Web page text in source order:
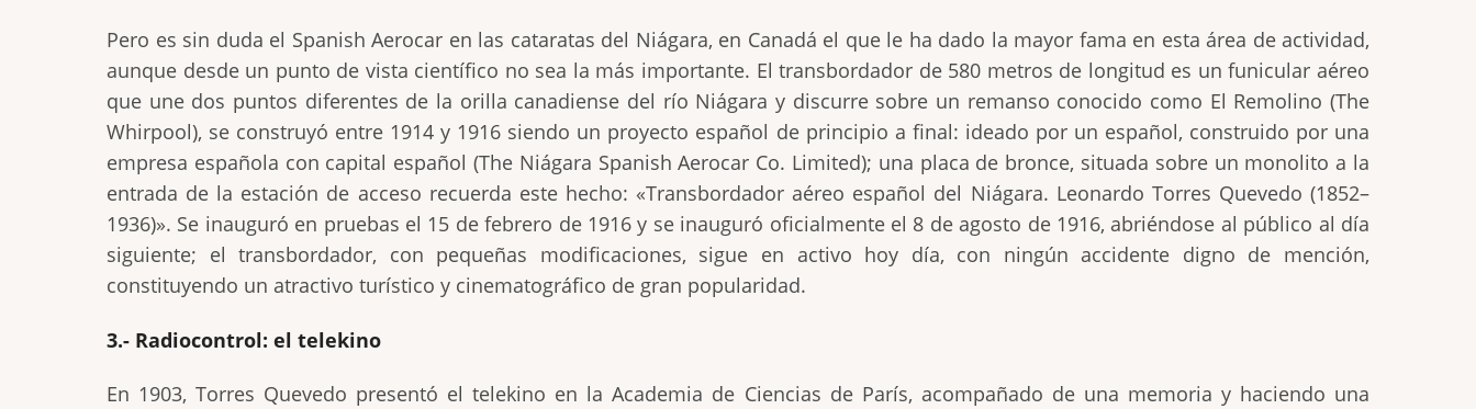
Pero es sin duda el Spanish Aerocar en las cataratas del Niágara, en Canadá el que le ha dado la mayor fama en esta área de actividad,
aunque desde un punto de vista científico no sea la más importante. El transbordador de 580 metros de longitud es un funicular aéreo
que une dos puntos diferentes de la orilla canadiense del río Niágara y discurre sobre un remanso conocido como El Remolino (The
Whirpool), se construyó entre 1914 y 1916 siendo un proyecto español de principio a final: ideado por un español, construido por una
empresa española con capital español (The Niágara Spanish Aerocar Co. Limited); una placa de bronce, situada sobre un monolito a la
entrada de la estación de acceso recuerda este hecho: «Transbordador aéreo español del Niágara. Leonardo Torres Quevedo (1852–
1936)». Se inauguró en pruebas el 15 de febrero de 1916 y se inauguró oficialmente el 8 de agosto de 1916, abriéndose al público al día
siguiente; el transbordador, con pequeñas modificaciones, sigue en activo hoy día, con ningún accidente digno de mención,
constituyendo un atractivo turístico y cinematográfico de gran popularidad.
3.- Radiocontrol: el telekino
En 1903, Torres Quevedo presentó el telekino en la Academia de Ciencias de París, acompañado de una memoria y haciendo una